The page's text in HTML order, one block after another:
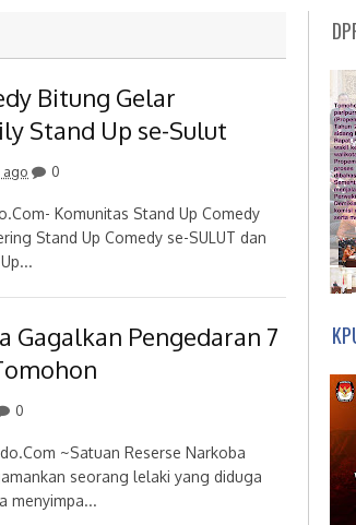
Bitung Gelar
Stand Up se-Sulut
ago 0
Komunitas Stand Up Comedy
Stand Up Comedy se-SULUT dan
Gagalkan Pengedaran 7
0
~Satuan Reserse Narkoba
seorang lelaki yang diduga
menyimpa...